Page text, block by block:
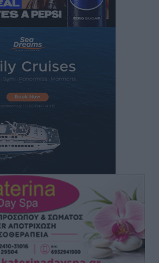
το προσφυγικό σαν ταινία
μαρτυρία της Χαρούλας
τα γεγονότα που οδήγησαν στο
ώρες
Κότσιρα στις 21 Αυγούστου
της Δημοτικής Επιτροπής Ρόδου
ώρες
να ενισχύεται, νέο απόκτημα ο